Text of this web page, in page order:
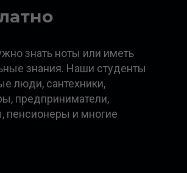
знать ноты или иметь
знания. Наши студенты
люди, сантехники,
предприниматели,
пенсионеры и многие